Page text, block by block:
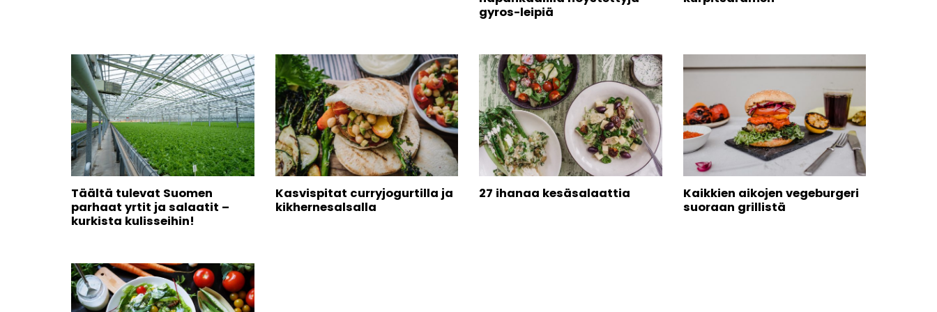
gyros-leipiä
Täältä tulevat Suomen
parhaat yrtit ja salaatit –
kurkista kulisseihin!
Kasvispitat curryjogurtilla ja
kikhernesalsalla
27 ihanaa kesäsalaattia
Kaikkien aikojen vegeburgeri
suoraan grillistä